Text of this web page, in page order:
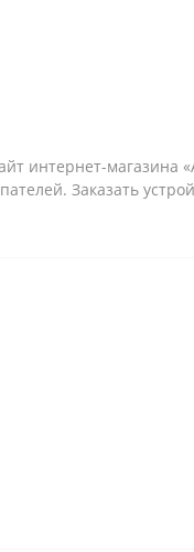
интернет-магазина
Заказать